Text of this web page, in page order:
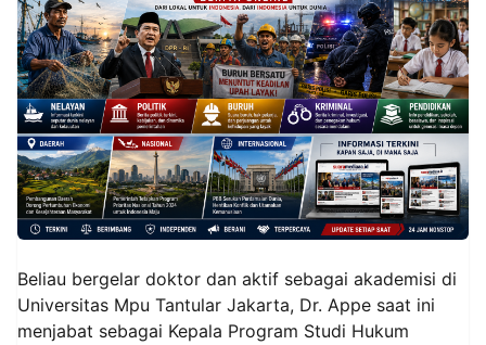
Beliau bergelar doktor dan aktif sebagai akademisi di
Universitas Mpu Tantular Jakarta, Dr. Appe saat ini
menjabat sebagai Kepala Program Studi Hukum